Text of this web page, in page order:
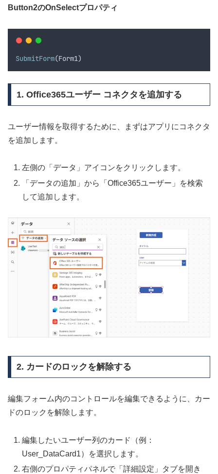
Button2のOnSelectプロパティ
SubmitForm(Form1)
1. Office365ユーザー コネクタを追加する
ユーザー情報を取得するために、まずはアプリにコネクタ
を追加します。
左側の「データ」アイコンをクリックします。
「データの追加」から「Office365ユーザー」を検索
して追加します。
2. カードのロックを解除する
編集フォーム内のコントロールを編集できるように、カー
ドのロックを解除します。
編集したいユーザー列のカード（例：
User_DataCard1）を選択します。
右側のプロパティパネルで「詳細設定」タブを開き